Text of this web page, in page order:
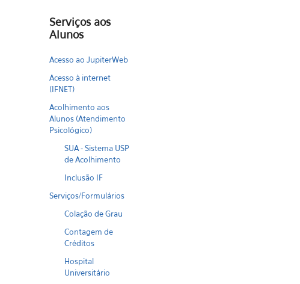
Serviços aos
Alunos
Acesso ao JupiterWeb
Acesso à internet
(IFNET)
Acolhimento aos
Alunos (Atendimento
Psicológico)
SUA - Sistema USP
de Acolhimento
Inclusão IF
Serviços/Formulários
Colação de Grau
Contagem de
Créditos
Hospital
Universitário